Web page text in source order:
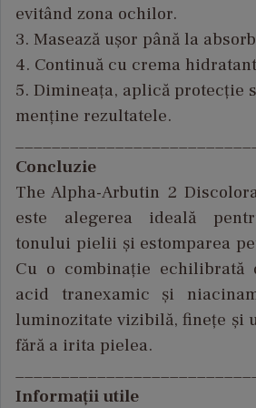
evitând zona ochilor.
3. Masează ușor până la
4. Continuă cu crema
5. Dimineața, aplică protecție
menține rezultatele.
Concluzie
The Alpha-Arbutin 2
este alegerea ideală
tonului pielii și estomparea
Cu o combinație echilibrată
acid tranexamic și
luminozitate vizibilă, finețe și
fără a irita pielea.
Informații utile